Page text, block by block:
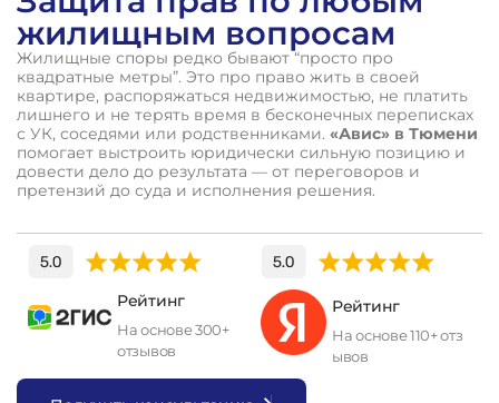
жилищным вопросам
Жилищные споры редко бывают “просто про
квадратные метры”. Это про право жить в своей
квартире, распоряжаться недвижимостью, не платить
лишнего и не терять время в бесконечных переписках
с УК, соседями или родственниками. «Авис» в Тюмени
помогает выстроить юридически сильную позицию и
довести дело до результата — от переговоров и
претензий до суда и исполнения решения.
Рейтинг
На основе 300+
отзывов
Рейтинг
На основе 110+ отз
ывов